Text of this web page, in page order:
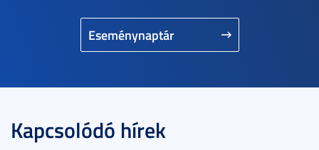
Eseménynaptár
Kapcsolódó hírek